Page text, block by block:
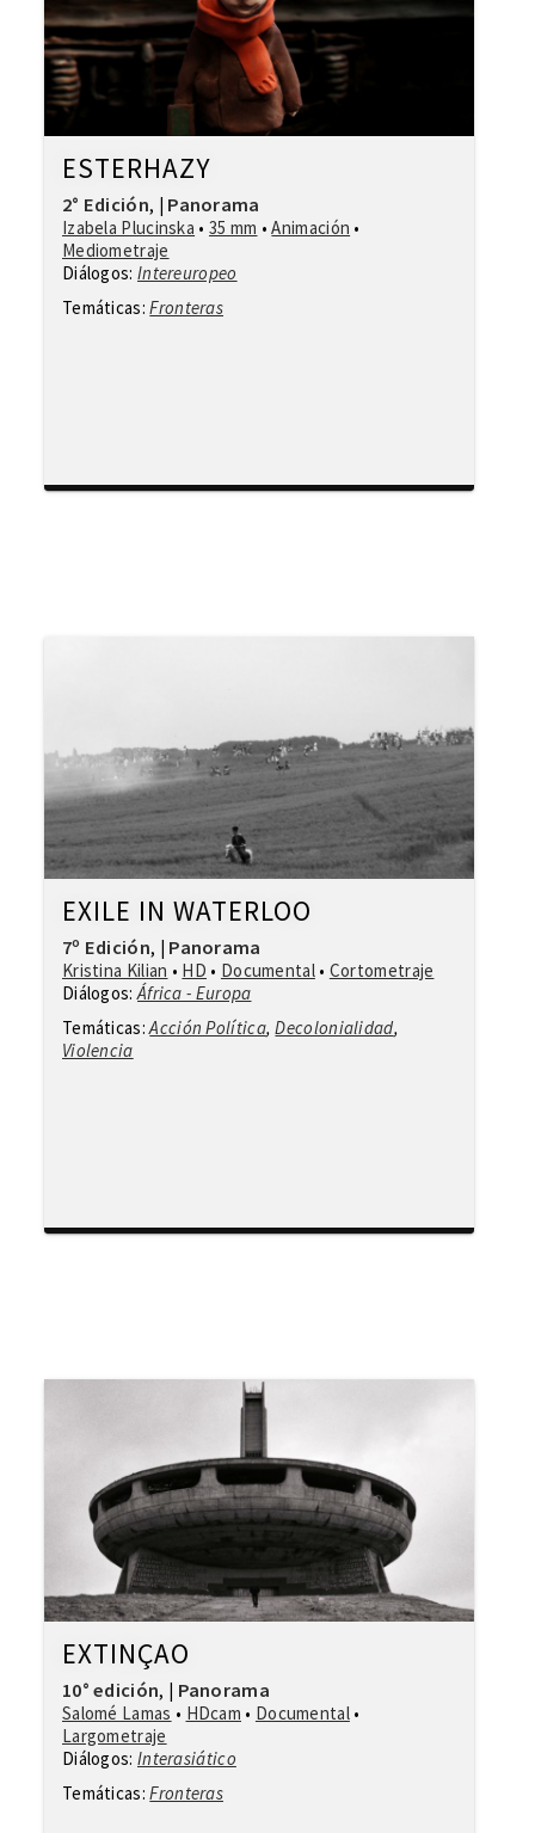
ESTERHAZY
2° Edición, | Panorama
Izabela Plucinska • 35 mm •Animación •
Mediometraje
Diálogos: Intereuropeo
Temáticas: Fronteras
EXILE IN WATERLOO
7º Edición, | Panorama
Kristina Kilian • HD • Documental• Cortometraje
Diálogos:África - Europa
Temáticas: Acción Política,Decolonialidad,
Violencia
EXTINÇAO
10° edición, | Panorama
Salomé Lamas • HDcam • Documental•
Largometraje
Diálogos: Interasiático
Temáticas: Fronteras